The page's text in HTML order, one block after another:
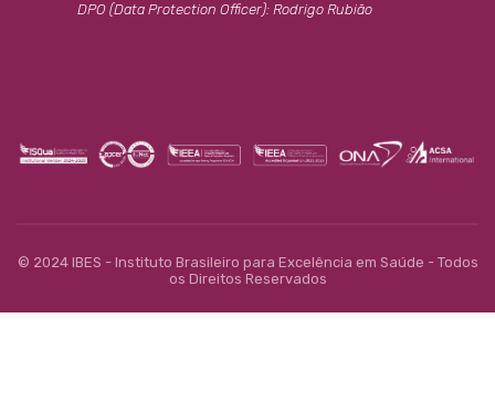
DPO (Data Protection Officer): Rodrigo Rubião
© 2024 IBES - Instituto Brasileiro para Excelência em Saúde - Todos
os Direitos Reservados